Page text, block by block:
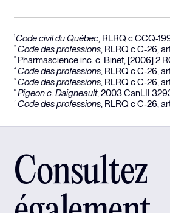
1Code civil du Québec, RLRQ c CCQ-
2 Code des professions, RLRQ c C-26,
3Pharmascience inc. c. Binet, [2006] 2
4 Code des professions, RLRQ c C-26,
5 Code des professions, RLRQ c C-26, art.
6 Pigeon c. Daigneault, 2003 CanLII
7 Code des professions, RLRQ c C-26,
Consultez